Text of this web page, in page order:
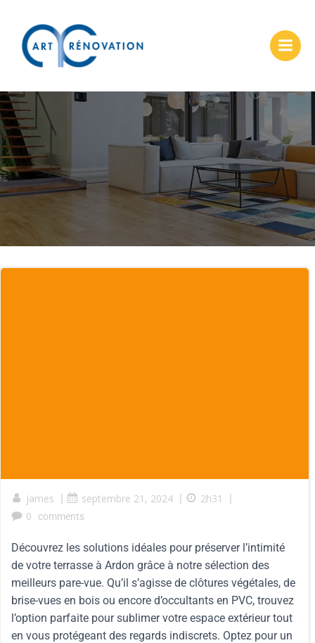
james | septembre 21, 2024 | 2h31
|
0
comments
Découvrez les solutions idéales pour préserver l’intimité
de votre terrasse à Ardon grâce à notre sélection des
meilleurs pare-vue. Qu’il s’agisse de clôtures végétales, de
brise-vues en bois ou encore d’occultants en PVC, trouvez
l’option parfaite pour sublimer votre espace extérieur tout
en vous protégeant des regards indiscrets. Optez pour un